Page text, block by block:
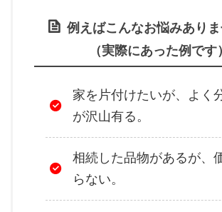
例えばこんなお悩みありま
（実際にあった例です）
家を片付けたいが、よく
が沢山有る。
相続した品物があるが、
らない。